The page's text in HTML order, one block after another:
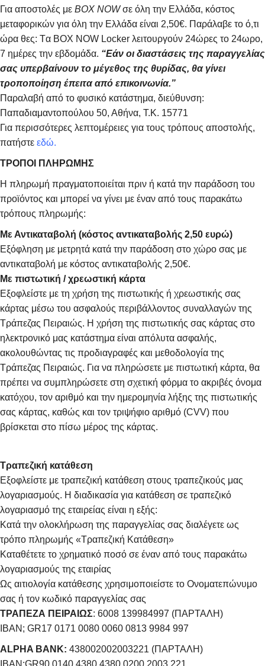
Για αποστολές με BOX NOWσε όλη την Ελλάδα, κόστος
μεταφορικών για όλη την Ελλάδα είναι 2,50€. Παράλαβε το ό,τι
ώρα θες: Tα ΒΟΧ ΝΟW Locker λειτουργούν 24ώρες το 24ωρο,
7 ημέρες την εβδομάδα. “Εάν οι διαστάσεις της παραγγελίας
σας υπερβαίνουν το μέγεθος της θυρίδας, θα γίνει
τροποποίηση έπειτα από επικοινωνία.”
Παραλαβή από το φυσικό κατάστημα, διεύθυνση:
Παπαδιαμαντοπούλου 50, Αθήνα, Τ.Κ. 15771
Για περισσότερες λεπτομέρειες για τους τρόπους αποστολής,
πατήστε εδώ.
ΤΡΟΠΟΙ ΠΛΗΡΩΜΗΣ
Η πληρωμή πραγματοποιείται πριν ή κατά την παράδοση του
προϊόντος και μπορεί να γίνει με έναν από τους παρακάτω
τρόπους πληρωμής:
Με Αντικαταβολή (κόστος αντικαταβολής 2,50 ευρώ)
Εξόφληση με μετρητά κατά την παράδοση στο χώρο σας με
αντικαταβολή με κόστος αντικαταβολής 2,50€.
Με πιστωτική / χρεωστική κάρτα
Εξοφλείστε με τη χρήση της πιστωτικής ή χρεωστικής σας
κάρτας μέσω του ασφαλούς περιβάλλοντος συναλλαγών της
Τράπεζας Πειραιώς. Η χρήση της πιστωτικής σας κάρτας στο
ηλεκτρονικό μας κατάστημα είναι απόλυτα ασφαλής,
ακολουθώντας τις προδιαγραφές και μεθοδολογία της
Τράπεζας Πειραιώς. Για να πληρώσετε με πιστωτική κάρτα, θα
πρέπει να συμπληρώσετε στη σχετική φόρμα το ακριβές όνομα
κατόχου, τον αριθμό και την ημερομηνία λήξης της πιστωτικής
σας κάρτας, καθώς και τον τριψήφιο αριθμό (CVV) που
βρίσκεται στο πίσω μέρος της κάρτας.
Τραπεζική κατάθεση
Εξοφλείστε με τραπεζική κατάθεση στους τραπεζικούς μας
λογαριασμούς. Η διαδικασία για κατάθεση σε τραπεζικό
λογαριασμό της εταιρείας είναι η εξής:
Κατά την ολοκλήρωση της παραγγελίας σας διαλέγετε ως
τρόπο πληρωμής «Τραπεζική Κατάθεση»
Καταθέτετε το χρηματικό ποσό σε έναν από τους παρακάτω
λογαριασμούς της εταιρίας
Ως αιτιολογία κατάθεσης χρησιμοποιείστε το Ονοματεπώνυμο
σας ή τον κωδικό παραγγελίας σας
ΤΡΑΠΕΖΑ ΠΕΙΡΑΙΩΣ: 6008 139984997 (ΠΑΡΤΑΛΗ)
IBAN; GR17 0171 0080 0060 0813 9984 997
ALPHA BANK: 438002002003221 (ΠΑΡΤΑΛΗ)
IBAN:GR90 0140 4380 4380 0200 2003 221